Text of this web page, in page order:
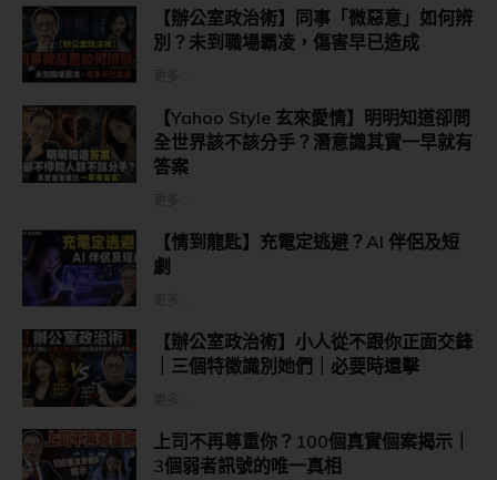
【辦公室政治術】同事「微惡意」如何辨
別？未到職場霸凌，傷害早已造成
【Yahoo Style 玄來愛情】明明知道卻問
全世界該不該分手？潛意識其實一早就有
答案
【情到龍匙】充電定逃避？AI 伴侶及短
劇
【辦公室政治術】小人從不跟你正面交鋒
｜三個特徵識別她們｜必要時還擊
上司不再尊重你？100個真實個案揭示｜
3個弱者訊號的唯一真相